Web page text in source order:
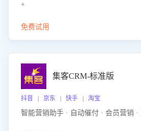
+
免费试用
集客CRM-标准版
抖音 | 京东 | 快手 | 淘宝
智能营销助手 · 自动催付 · 会员营销